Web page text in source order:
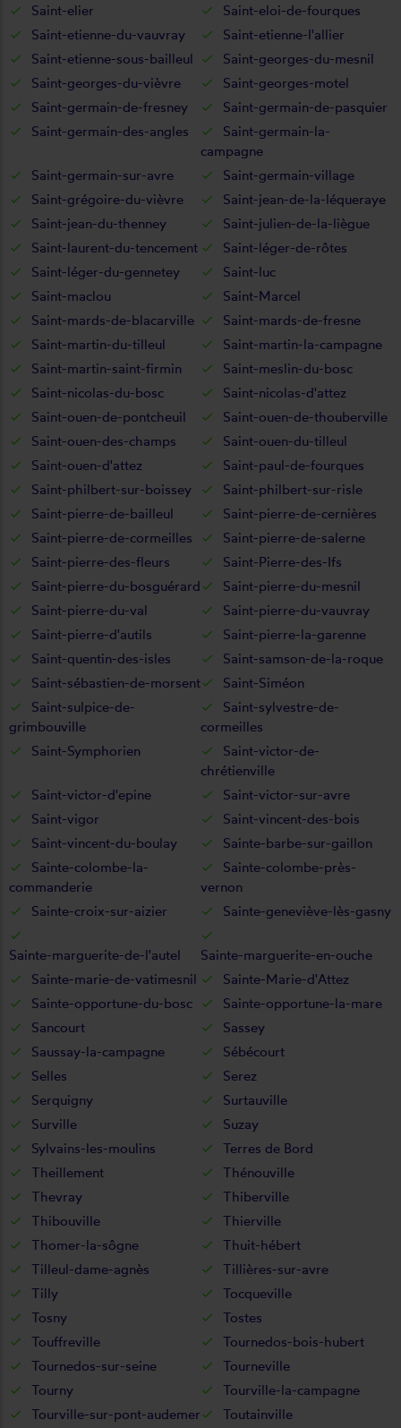
Saint-elier
Saint-eloi-de-fourques
Saint-etienne-du-vauvray
Saint-etienne-l'allier
Saint-etienne-sous-bailleul
Saint-georges-du-mesnil
Saint-georges-du-vièvre
Saint-georges-motel
Saint-germain-de-fresney
Saint-germain-de-pasquier
Saint-germain-des-angles
Saint-germain-la-
campagne
Saint-germain-sur-avre
Saint-germain-village
Saint-grégoire-du-vièvre
Saint-jean-de-la-léqueraye
Saint-jean-du-thenney
Saint-julien-de-la-liègue
Saint-laurent-du-tencement
Saint-léger-de-rôtes
Saint-léger-du-gennetey
Saint-luc
Saint-maclou
Saint-Marcel
Saint-mards-de-blacarville
Saint-mards-de-fresne
Saint-martin-du-tilleul
Saint-martin-la-campagne
Saint-martin-saint-firmin
Saint-meslin-du-bosc
Saint-nicolas-du-bosc
Saint-nicolas-d'attez
Saint-ouen-de-pontcheuil
Saint-ouen-de-thouberville
Saint-ouen-des-champs
Saint-ouen-du-tilleul
Saint-ouen-d'attez
Saint-paul-de-fourques
Saint-philbert-sur-boissey
Saint-philbert-sur-risle
Saint-pierre-de-bailleul
Saint-pierre-de-cernières
Saint-pierre-de-cormeilles
Saint-pierre-de-salerne
Saint-pierre-des-fleurs
Saint-Pierre-des-Ifs
Saint-pierre-du-bosguérard
Saint-pierre-du-mesnil
Saint-pierre-du-val
Saint-pierre-du-vauvray
Saint-pierre-d'autils
Saint-pierre-la-garenne
Saint-quentin-des-isles
Saint-samson-de-la-roque
Saint-sébastien-de-morsent
Saint-Siméon
Saint-sulpice-de-
grimbouville
Saint-sylvestre-de-
cormeilles
Saint-Symphorien
Saint-victor-de-
chrétienville
Saint-victor-d'epine
Saint-victor-sur-avre
Saint-vigor
Saint-vincent-des-bois
Saint-vincent-du-boulay
Sainte-barbe-sur-gaillon
Sainte-colombe-la-
commanderie
Sainte-colombe-près-
vernon
Sainte-croix-sur-aizier
Sainte-geneviève-lès-gasny
Sainte-marguerite-de-l'autel
Sainte-marguerite-en-ouche
Sainte-marie-de-vatimesnil
Sainte-Marie-d'Attez
Sainte-opportune-du-bosc
Sainte-opportune-la-mare
Sancourt
Sassey
Saussay-la-campagne
Sébécourt
Selles
Serez
Serquigny
Surtauville
Surville
Suzay
Sylvains-les-moulins
Terres de Bord
Theillement
Thénouville
Thevray
Thiberville
Thibouville
Thierville
Thomer-la-sôgne
Thuit-hébert
Tilleul-dame-agnès
Tillières-sur-avre
Tilly
Tocqueville
Tosny
Tostes
Touffreville
Tournedos-bois-hubert
Tournedos-sur-seine
Tourneville
Tourny
Tourville-la-campagne
Tourville-sur-pont-audemer
Toutainville